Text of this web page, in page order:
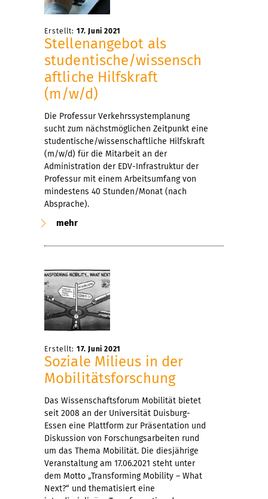
Erstellt: 17. Juni 2021
Stellenangebot als
studentische/wissensch
aftliche Hilfskraft
(m/w/d)
Die Professur Verkehrssystemplanung
sucht zum nächstmöglichen Zeitpunkt eine
studentische/wissenschaftliche Hilfskraft
(m/w/d) für die Mitarbeit an der
Administration der EDV-Infrastruktur der
Professur mit einem Arbeitsumfang von
mindestens 40 Stunden/Monat (nach
Absprache).
mehr
Erstellt: 17. Juni 2021
Soziale Milieus in der
Mobilitätsforschung
Das Wissenschaftsforum Mobilität bietet
seit 2008 an der Universität Duisburg-
Essen eine Plattform zur Präsentation und
Diskussion von Forschungsarbeiten rund
um das Thema Mobilität. Die diesjährige
Veranstaltung am 17.06.2021 steht unter
dem Motto „Transforming Mobility – What
Next?“ und thematisiert eine